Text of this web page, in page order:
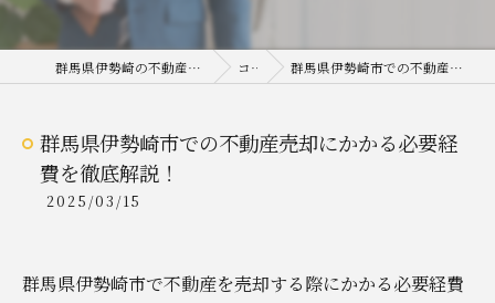
群馬県伊勢崎の不動産売却なら株式会社ベルシード コラム 群馬県伊勢崎市での不動産売却にかかる必要経費を徹底解説！
群馬県伊勢崎市での不動産売却にかかる必要経
費を徹底解説！
2025/03/15
群馬県伊勢崎市で不動産を売却する際にかかる必要経費